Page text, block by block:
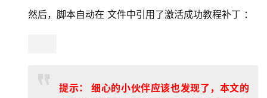
然后，脚本自动在 文件中引用了激活成功教程补丁 ：
提示： 细心的小伙伴应该也发现了，本文的